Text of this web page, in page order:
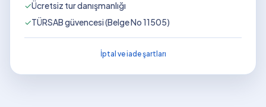
✓Ücretsiz tur danışmanlığı
✓TÜRSAB güvencesi (Belge No 11505)
İptal ve iade şartları